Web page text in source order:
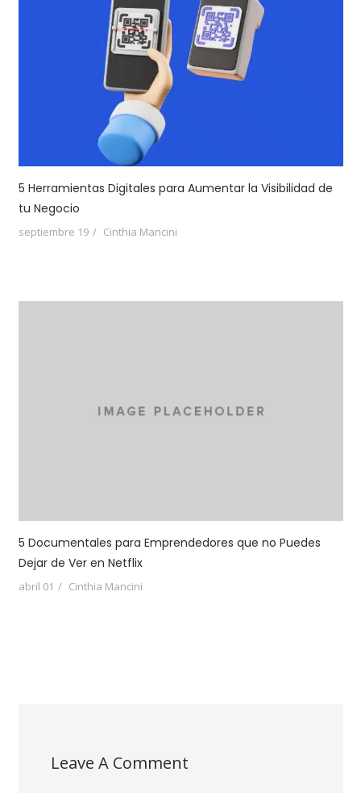
5 Herramientas Digitales para Aumentar la Visibilidad de
tu Negocio
septiembre 19 Cinthia Mancini
5 Documentales para Emprendedores que no Puedes
Dejar de Ver en Netflix
abril 01 Cinthia Mancini
Leave A Comment